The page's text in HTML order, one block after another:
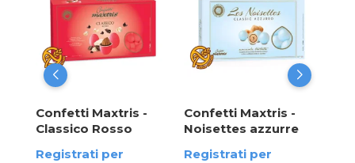
Confetti Maxtris -
Classico Rosso
Registrati per
Confetti Maxtris -
Noisettes azzurre
Registrati per